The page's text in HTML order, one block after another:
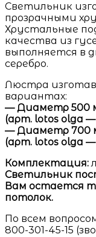
Светильник
прозрачными
Хрустальные
качества из
выполняется в
серебро.
Люстра
вариантах:
— Диаметр 500
(арт. lotos olga —
— Диаметр 700
(арт. lotos olga —
Комплектация:
Светильник
Вам остается
потолок.
По всем
800-301-45-15